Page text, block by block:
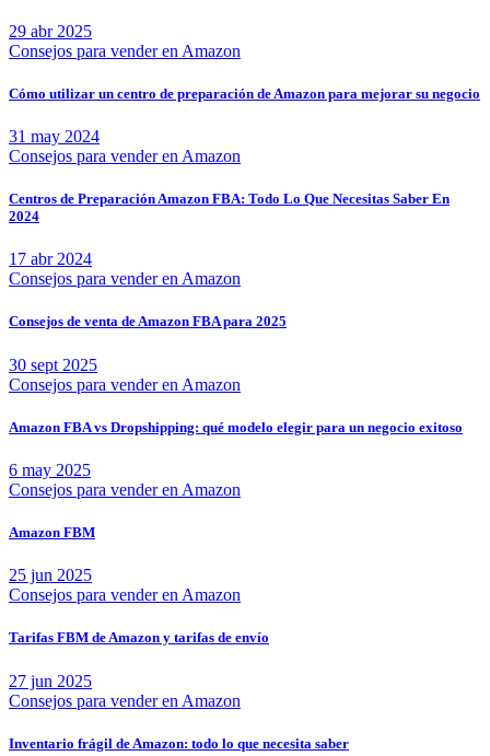
29 abr 2025
Consejos para vender en Amazon
Cómo utilizar un centro de preparación de Amazon para mejorar su negocio
31 may 2024
Consejos para vender en Amazon
Centros de Preparación Amazon FBA: Todo Lo Que Necesitas Saber En
2024
17 abr 2024
Consejos para vender en Amazon
Consejos de venta de Amazon FBA para 2025
30 sept 2025
Consejos para vender en Amazon
Amazon FBA vs Dropshipping: qué modelo elegir para un negocio exitoso
6 may 2025
Consejos para vender en Amazon
Amazon FBM
25 jun 2025
Consejos para vender en Amazon
Tarifas FBM de Amazon y tarifas de envío
27 jun 2025
Consejos para vender en Amazon
Inventario frágil de Amazon: todo lo que necesita saber